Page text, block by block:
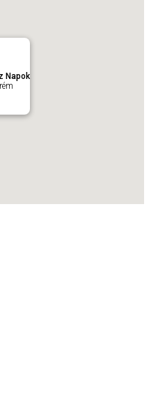
Napok